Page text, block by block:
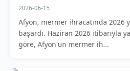
2026-06-15
Afyon, mermer ihracatında 2026
başardı. Haziran 2026 itibarıyla
göre, Afyon'un mermer ih...